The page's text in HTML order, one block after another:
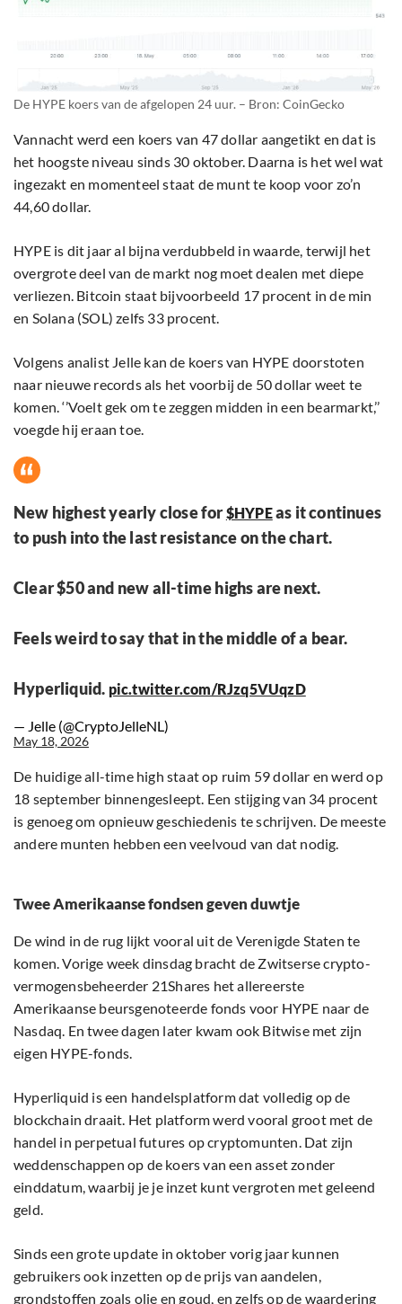
De HYPE koers van de afgelopen 24 uur. – Bron: CoinGecko
Vannacht werd een koers van 47 dollar aangetikt en dat is
het hoogste niveau sinds 30 oktober. Daarna is het wel wat
ingezakt en momenteel staat de munt te koop voor zo’n
44,60 dollar.
HYPE is dit jaar al bijna verdubbeld in waarde, terwijl het
overgrote deel van de markt nog moet dealen met diepe
verliezen. Bitcoin staat bijvoorbeeld 17 procent in de min
en Solana (SOL) zelfs 33 procent.
Volgens analist Jelle kan de koers van HYPE doorstoten
naar nieuwe records als het voorbij de 50 dollar weet te
komen. ‘’Voelt gek om te zeggen midden in een bearmarkt,’’
voegde hij eraan toe.
New highest yearly close for$HYPEas it continues
to push into the last resistance on the chart.
Clear $50 and new all-time highs are next.
Feels weird to say that in the middle of a bear.
Hyperliquid. pic.twitter.com/RJzq5VUqzD
— Jelle (@CryptoJelleNL)
May 18, 2026
De huidige all-time high staat op ruim 59 dollar en werd op
18 september binnengesleept. Een stijging van 34 procent
is genoeg om opnieuw geschiedenis te schrijven. De meeste
andere munten hebben een veelvoud van dat nodig.
Twee Amerikaanse fondsen geven duwtje
De wind in de rug lijkt vooral uit de Verenigde Staten te
komen. Vorige week dinsdag bracht de Zwitserse crypto-
vermogensbeheerder 21Shares het allereerste
Amerikaanse beursgenoteerde fonds voor HYPE naar de
Nasdaq. En twee dagen later kwam ook Bitwise met zijn
eigen HYPE-fonds.
Hyperliquid is een handelsplatform dat volledig op de
blockchain draait. Het platform werd vooral groot met de
handel in perpetual futures op cryptomunten. Dat zijn
weddenschappen op de koers van een asset zonder
einddatum, waarbij je je inzet kunt vergroten met geleend
geld.
Sinds een grote update in oktober vorig jaar kunnen
gebruikers ook inzetten op de prijs van aandelen,
grondstoffen zoals olie en goud, en zelfs op de waardering